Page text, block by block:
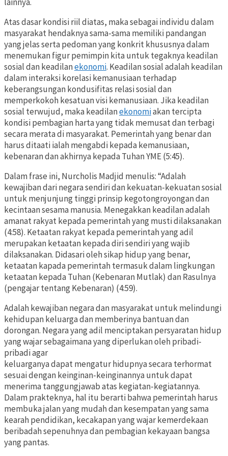
Atas dasar kondisi riil diatas, maka sebagai individu dalam
masyarakat hendaknya sama-sama memiliki pandangan
yang jelas serta pedoman yang konkrit khususnya dalam
menemukan figur pemimpin kita untuk tegaknya keadilan
sosial dan keadilanekonomi. Keadilan sosial adalah keadilan
dalam interaksi korelasi kemanusiaan terhadap
keberangsungan kondusifitas relasi sosial dan
memperkokoh kesatuan visi kemanusiaan. Jika keadilan
sosial terwujud, maka keadilanekonomiakan tercipta
kondisi pembagian harta yang tidak memusat dan terbagi
secara merata di masyarakat. Pemerintah yang benar dan
harus ditaati ialah mengabdi kepada kemanusiaan,
kebenaran dan akhirnya kepada Tuhan YME (5:45).
Dalam frase ini, Nurcholis Madjid menulis: “Adalah
kewajiban dari negara sendiri dan kekuatan-kekuatan sosial
untuk menjunjung tinggi prinsip kegotongroyongan dan
kecintaan sesama manusia. Menegakkan keadilan adalah
amanat rakyat kepada pemerintah yang musti dilaksanakan
(4:58). Ketaatan rakyat kepada pemerintah yang adil
merupakan ketaatan kepada diri sendiri yang wajib
dilaksanakan. Didasari oleh sikap hidup yang benar,
ketaatan kapada pemerintah termasuk dalam lingkungan
ketaatan kepada Tuhan (Kebenaran Mutlak) dan Rasulnya
(pengajar tentang Kebenaran) (4:59).
Adalah kewajiban negara dan masyarakat untuk melindungi
kehidupan keluarga dan memberinya bantuan dan
dorongan. Negara yang adil menciptakan persyaratan hidup
yang wajar sebagaimana yang diperlukan oleh pribadi-
pribadi agar
keluarganya dapat mengatur hidupnya secara terhormat
sesuai dengan keinginan-keinginannya untuk dapat
menerima tanggungjawab atas kegiatan-kegiatannya.
Dalam prakteknya, hal itu berarti bahwa pemerintah harus
membuka jalan yang mudah dan kesempatan yang sama
kearah pendidikan, kecakapan yang wajar kemerdekaan
beribadah sepenuhnya dan pembagian kekayaan bangsa
yang pantas.